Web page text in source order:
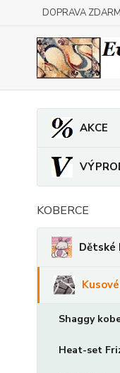
DOPRAVA
AKCE
KOBERCE
Dětské
Shaggy
Heat-set